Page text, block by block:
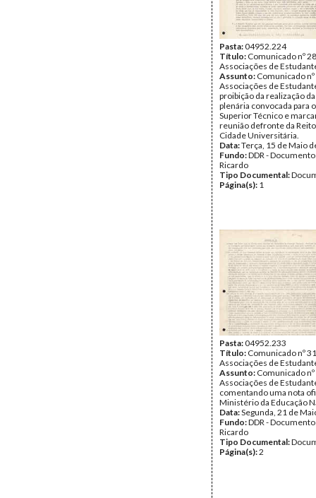
Pasta:04952.224
Título: Comunicado nº
Associações de
Assunto: Comunicado
Associações de
proibição da realização
plenária convocada para
Superior Técnico e
reunião defronte da
Cidade Universitária.
Data:Terça, 15 de Maio
Fundo:DDR -
Ricardo
Tipo Documental:
Página(s): 1
Pasta:04952.233
Título: Comunicado nº
Associações de
Assunto: Comunicado
Associações de
comentando uma nota
Ministério da Educação
Data:Segunda, 21 de
Fundo:DDR -
Ricardo
Tipo Documental:
Página(s):2